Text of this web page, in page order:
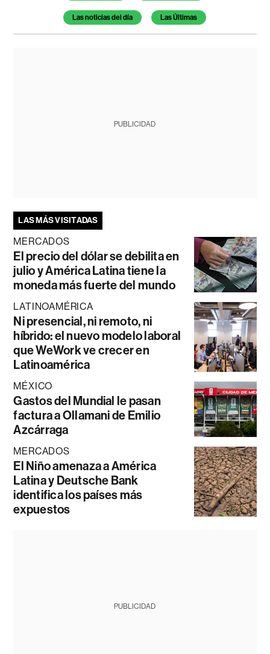
Las noticias del día Las Últimas
PUBLICIDAD
LAS MÁS VISITADAS
MERCADOS
El precio del dólar se debilita en
julio y América Latina tiene la
moneda más fuerte del mundo
LATINOAMÉRICA
Ni presencial, ni remoto, ni
híbrido: el nuevo modelo laboral
que WeWork ve crecer en
Latinoamérica
MÉXICO
Gastos del Mundial le pasan
factura a Ollamani de Emilio
Azcárraga
MERCADOS
El Niño amenaza a América
Latina y Deutsche Bank
identifica los países más
expuestos
PUBLICIDAD